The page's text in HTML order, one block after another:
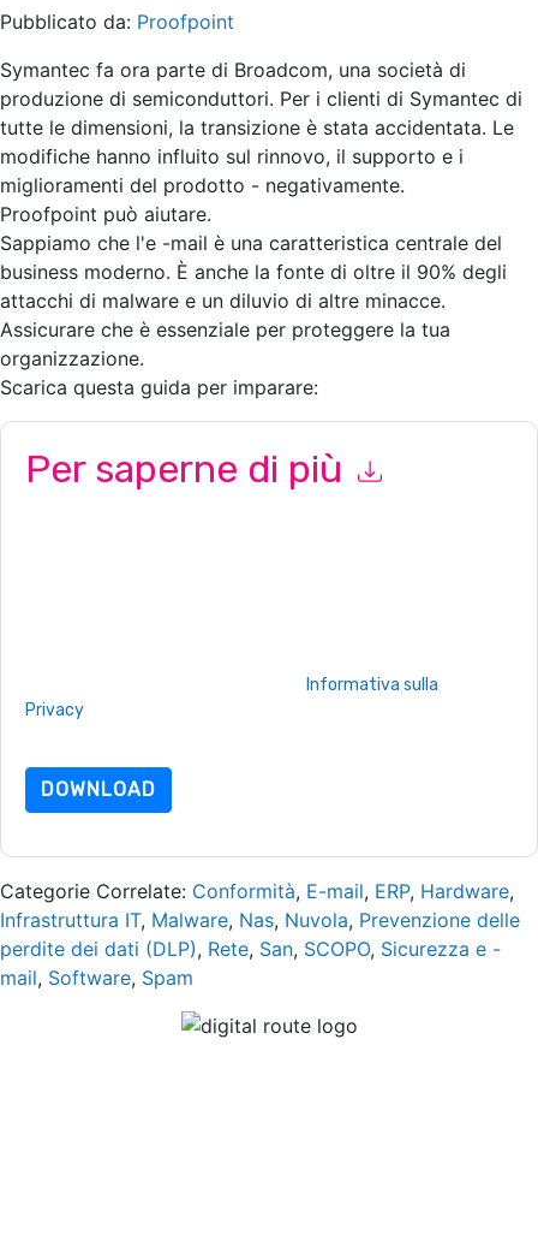
Pubblicato da: Proofpoint
Symantec fa ora parte di Broadcom, una società di
produzione di semiconduttori. Per i clienti di Symantec di
tutte le dimensioni, la transizione è stata accidentata. Le
modifiche hanno influito sul rinnovo, il supporto e i
miglioramenti del prodotto - negativamente.
Proofpoint può aiutare.
Sappiamo che l'e -mail è una caratteristica centrale del
business moderno. È anche la fonte di oltre il 90% degli
attacchi di malware e un diluvio di altre minacce.
Assicurare che è essenziale per proteggere la tua
organizzazione.
Scarica questa guida per imparare:
Per saperne di più
Informativa sulla
Privacy.In caso di ulteriori domande, inviare un'e-mail
DOWNLOAD
Categorie Correlate: Conformità, E-mail, ERP, Hardware,
Infrastruttura IT, Malware, Nas, Nuvola, Prevenzione delle
perdite dei dati (DLP), Rete, San, SCOPO, Sicurezza e -
mail, Software, Spam